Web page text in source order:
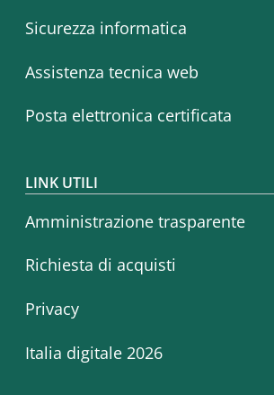
Sicurezza informatica
Assistenza tecnica web
Posta elettronica certificata
LINK UTILI
Amministrazione trasparente
Richiesta di acquisti
Privacy
Italia digitale 2026